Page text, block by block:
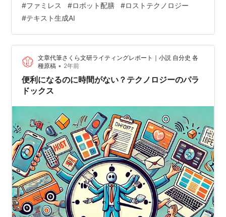
するように、私もちょっと前までしばしばこのファミレ
スを訪れて、仕事なり・自分のものなり、各種原稿を書
いていたものです。最近は諸色の値上がりで少し足が遠
のいていました。きょう久々に訪れたところ、最近はや
りの「ロボット配膳」が導入されていました。いつも客
の少ない店舗だったので、きっと永遠に導入されない…
#ファミレス #ロボット配膳 #ロストテクノロジー
#テキスト生成AI
文章代筆さくら文研ライティングレポート｜小説 自分史 各
種原稿 • 2年前
便利になるのに時間がない？テクノロジーのパラ
ドックス